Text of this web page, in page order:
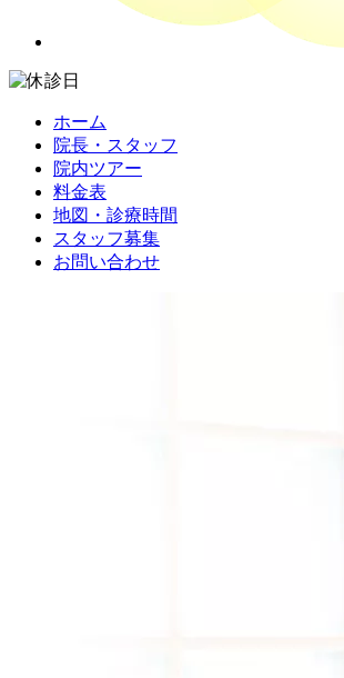
ホーム
院長・スタッフ
院内ツアー
料金表
地図・診療時間
スタッフ募集
お問い合わせ